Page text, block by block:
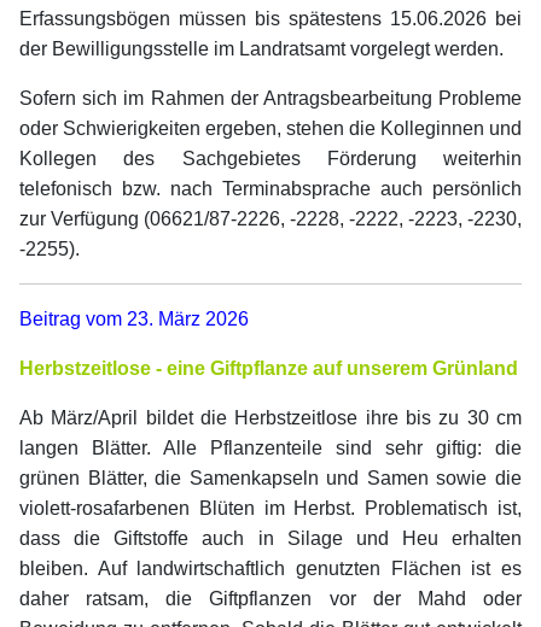
Erfassungsbögen müssen bis spätestens 15.06.2026 bei
der Bewilligungsstelle im Landratsamt vorgelegt werden.
Sofern sich im Rahmen der Antragsbearbeitung Probleme
oder Schwierigkeiten ergeben, stehen die Kolleginnen und
Kollegen des Sachgebietes Förderung weiterhin
telefonisch bzw. nach Terminabsprache auch persönlich
zur Verfügung (06621/87-2226, -2228, -2222, -2223, -2230,
-2255).
Beitrag vom 23. März 2026
Herbstzeitlose - eine Giftpflanze auf unserem Grünland
Ab März/April bildet die Herbstzeitlose ihre bis zu 30 cm
langen Blätter. Alle Pflanzenteile sind sehr giftig: die
grünen Blätter, die Samenkapseln und Samen sowie die
violett-rosafarbenen Blüten im Herbst. Problematisch ist,
dass die Giftstoffe auch in Silage und Heu erhalten
bleiben. Auf landwirtschaftlich genutzten Flächen ist es
daher ratsam, die Giftpflanzen vor der Mahd oder